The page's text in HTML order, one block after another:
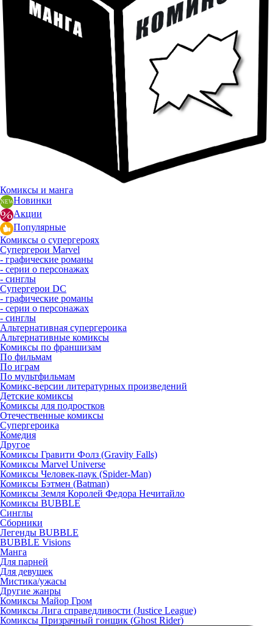
Комиксы и манга
Новинки
Акции
Популярные
Комиксы о супергероях
Супергерои Marvel
- графические романы
- серии о персонажах
- синглы
Супергерои DC
- графические романы
- серии о персонажах
- синглы
Альтернативная супергероика
Альтернативные комиксы
Комиксы по франшизам
По фильмам
По играм
По мультфильмам
Комикс-версии литературных произведений
Детские комиксы
Комиксы для подростков
Отечественные комиксы
Супергероика
Комедия
Другое
Комиксы Гравити Фолз (Gravity Falls)
Комиксы Marvel Universe
Комиксы Человек-паук (Spider-Man)
Комиксы Бэтмен (Batman)
Комиксы Земля Королей Федора Нечитайло
Комиксы BUBBLE
Синглы
Сборники
Легенды BUBBLE
BUBBLE Visions
Манга
Для парней
Для девушек
Мистика/ужасы
Другие жанры
Комиксы Майор Гром
Комиксы Лига справедливости (Justice League)
Комиксы Призрачный гонщик (Ghost Rider)